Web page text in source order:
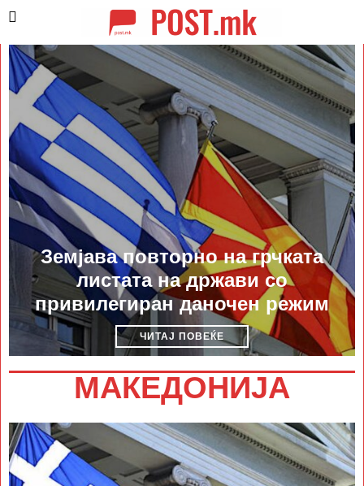
Земјава повторно на грчката
листата на држави со
привилегиран даночен режим
ЧИТАЈ ПОВЕЌЕ
МАКЕДОНИЈА